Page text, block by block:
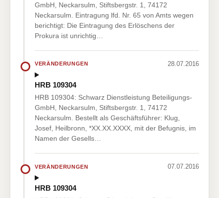
GmbH, Neckarsulm, Stiftsbergstr. 1, 74172
Neckarsulm. Eintragung lfd. Nr. 65 von Amts wegen
berichtigt: Die Eintragung des Erlöschens der
Prokura ist unrichtig…
VERÄNDERUNGEN 28.07.2016
HRB 109304
HRB 109304: Schwarz Dienstleistung Beteiligungs-
GmbH, Neckarsulm, Stiftsbergstr. 1, 74172
Neckarsulm. Bestellt als Geschäftsführer: Klug,
Josef, Heilbronn, *XX.XX.XXXX, mit der Befugnis, im
Namen der Gesells…
VERÄNDERUNGEN 07.07.2016
HRB 109304